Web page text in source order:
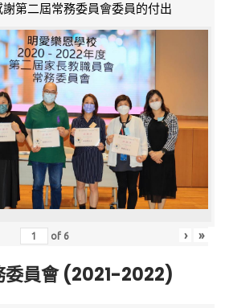
第二屆常務委員會委員的付出
of 6 › »
委員會 (2021-2022)